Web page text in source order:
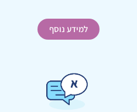
למידע נוסף